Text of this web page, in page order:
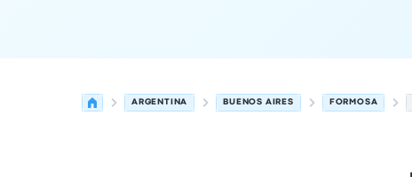
ARGENTINA BUENOS AIRES FORMOSA